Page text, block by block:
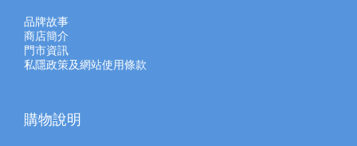
品牌故事
商店簡介
門市資訊
私隱政策及網站使用條款
購物說明